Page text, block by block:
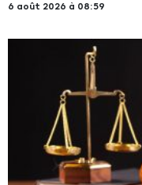
6 août 2026 à 08:59